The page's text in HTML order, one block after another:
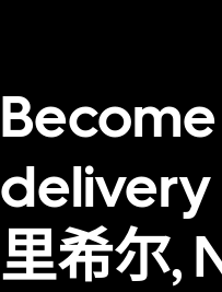
delivery
里希尔,